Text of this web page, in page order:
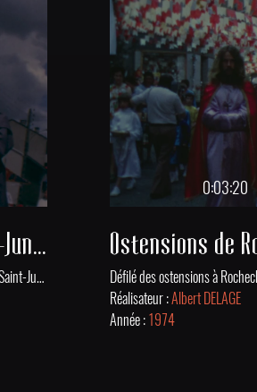
Ostensions 1974 à St-Junien
Défilé ostensionnaire dans les rues de Saint-Junien en 1974. En 994 en Limousin une épidémie due à l’ergot de seigle fit de nombreuses victimes. Vécu comme un châtiment divin, ce qu’on appela le mal des ardents amena en dernier recours le clergé à sortir des reliques des saints pour chasser la maladie. Ces ostensions sont devenues une tradition religieuse et populaire ancrée dans l’histoire du Limousin. Les ostensions se tiennent tous les 7 ans à Limoges et dans plus d'une quinzaine de communes environnantes, dans la Haute-Vienne, mais aussi en Creuse, Charente et dans la Vienne.
0:03:20
Réalisateur :Albert DELAGE
Année :1974